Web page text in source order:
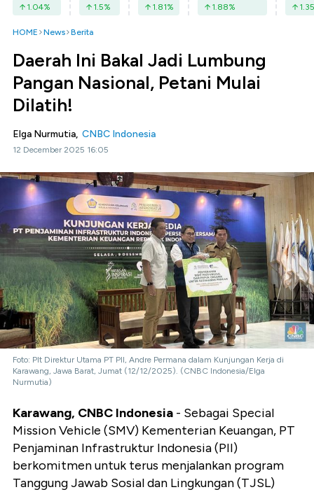
1.04% 1.5% 1.81% 1.88% 1.35
HOME News Berita
Daerah Ini Bakal Jadi Lumbung
Pangan Nasional, Petani Mulai
Dilatih!
Elga Nurmutia, CNBC Indonesia
12 December 2025 16:05
Foto: Plt Direktur Utama PT PII, Andre Permana dalam Kunjungan Kerja di
Karawang, Jawa Barat, Jumat (12/12/2025). (CNBC Indonesia/Elga
Nurmutia)
Karawang, CNBC Indonesia - Sebagai Special
Mission Vehicle (SMV) Kementerian Keuangan, PT
Penjaminan Infrastruktur Indonesia (PII)
berkomitmen untuk terus menjalankan program
Tanggung Jawab Sosial dan Lingkungan (TJSL)